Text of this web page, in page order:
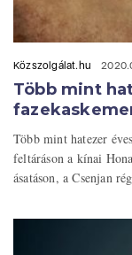
Közszolgálat.hu
Több mint
Több mint hatezer
feltáráson a kínai
ásatáson, a Csenjan